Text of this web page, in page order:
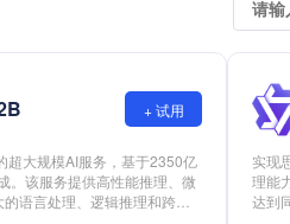
+ 试用
大规模AI服务，基于2350亿
。该服务提供高性能推理、微
语言处理、逻辑推理和跨领
实现
理能
达到